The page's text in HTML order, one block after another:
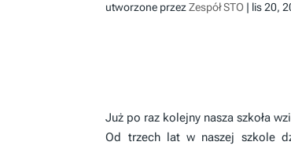
utworzone przezZespół STO | lis 20,
Już po raz kolejny nasza szkoła
Od trzech lat w naszej szkole